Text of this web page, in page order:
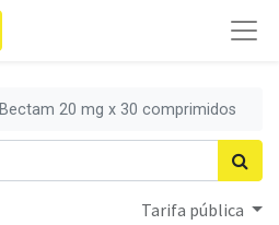
Bectam 20 mg x 30 comprimidos
Tarifa pública